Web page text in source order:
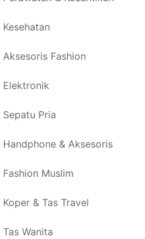
Kesehatan
Aksesoris Fashion
Elektronik
Sepatu Pria
Handphone & Aksesoris
Fashion Muslim
Koper & Tas Travel
Tas Wanita